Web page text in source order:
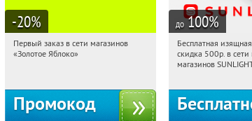
-20%
20:27:20
Получи первым!
Первый заказ в сети магазинов
«Золотое Яблоко»
Промокод
до 100%
20:27:20
Россия
Бесплатная
скидка 500р. в
магазинов